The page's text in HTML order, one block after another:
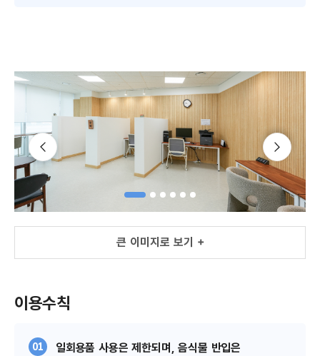
큰 이미지로 보기 +
큰 이미지로 보기 +
슬라이드 이전
슬라이드 다음
이용수칙
01
일회용품 사용은 제한되며, 음식물 반입은